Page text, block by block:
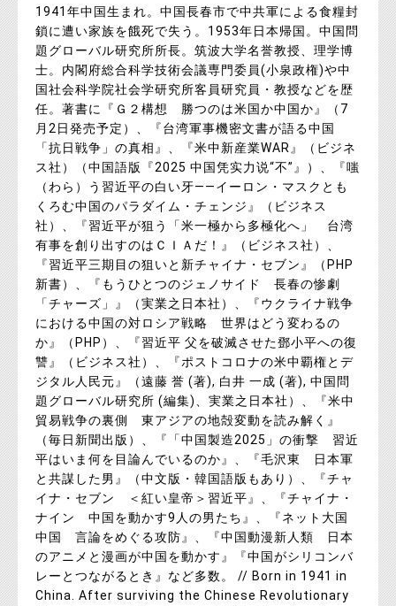
1941年中国生まれ。中国長春市で中共軍による食糧封
鎖に遭い家族を餓死で失う。1953年日本帰国。中国問
題グローバル研究所所長。筑波大学名誉教授、理学博
士。内閣府総合科学技術会議専門委員(小泉政権)や中
国社会科学院社会学研究所客員研究員・教授などを歴
任。著書に『Ｇ２構想 勝つのは米国か中国か』（7
月2日発売予定）、『台湾軍事機密文書が語る中国
「抗日戦争」の真相』、『米中新産業WAR』（ビジネ
ス社）（中国語版『2025 中国凭实力说“不”』）、『嗤
（わら）う習近平の白い牙――イーロン・マスクとも
くろむ中国のパラダイム・チェンジ』（ビジネス
社）、『習近平が狙う「米一極から多極化へ」 台湾
有事を創り出すのはＣＩＡだ！』（ビジネス社）、
『習近平三期目の狙いと新チャイナ・セブン』（PHP
新書）、『もうひとつのジェノサイド 長春の惨劇
「チャーズ」』（実業之日本社）、『ウクライナ戦争
における中国の対ロシア戦略 世界はどう変わるの
か』（PHP）、『習近平 父を破滅させた鄧小平への復
讐』（ビジネス社）、『ポストコロナの米中覇権とデ
ジタル人民元』（遠藤 誉 (著), 白井 一成 (著), 中国問
題グローバル研究所 (編集)、実業之日本社）、『米中
貿易戦争の裏側 東アジアの地殻変動を読み解く』
（毎日新聞出版）、『「中国製造2025」の衝撃 習近
平はいま何を目論んでいるのか』、『毛沢東 日本軍
と共謀した男』（中文版・韓国語版もあり）、『チャ
イナ・セブン ＜紅い皇帝＞習近平』、『チャイナ・
ナイン 中国を動かす9人の男たち』、『ネット大国
中国 言論をめぐる攻防』、『中国動漫新人類 日本
のアニメと漫画が中国を動かす』『中国がシリコンバ
レーとつながるとき』など多数。 // Born in 1941 in
China. After surviving the Chinese Revolutionary